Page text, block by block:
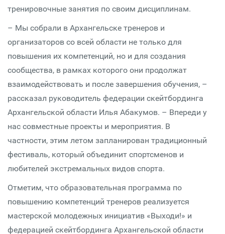
тренировочные занятия по своим дисциплинам.
– Мы собрали в Архангельске тренеров и
организаторов со всей области не только для
повышения их компетенций, но и для создания
сообщества, в рамках которого они продолжат
взаимодействовать и после завершения обучения, –
рассказал руководитель федерации скейтбординга
Архангельской области Илья Абакумов. – Впереди у
нас совместные проекты и мероприятия. В
частности, этим летом запланирован традиционный
фестиваль, который объединит спортсменов и
любителей экстремальных видов спорта.
Отметим, что образовательная программа по
повышению компетенций тренеров реализуется
мастерской молодежных инициатив «Выходи!» и
федерацией скейтбординга Архангельской области